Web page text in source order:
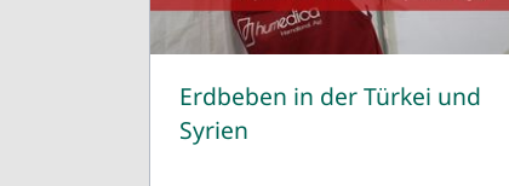
Erdbeben in der Türkei und
Syrien